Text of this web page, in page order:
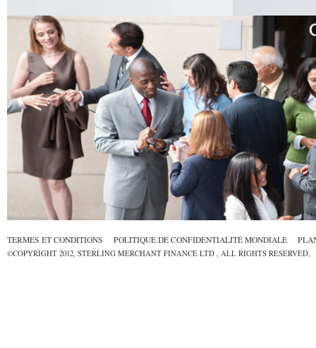
TERMES ET CONDITIONS POLITIQUE DE CONFIDENTIALITÉ MONDIALE
©COPYRIGHT 2012, STERLING MERCHANT FINANCE LTD , ALL RIGHTS